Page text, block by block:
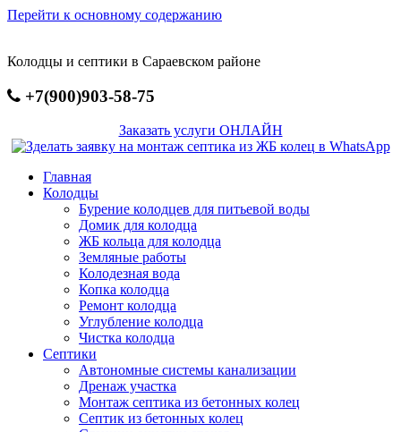
Перейти к основному содержанию
Колодцы и септики в Сараевском районе
+7(900)903-58-75
Заказать услуги ОНЛАЙН
Главная
Колодцы
Бурение колодцев для питьевой воды
Домик для колодца
ЖБ кольца для колодца
Земляные работы
Колодезная вода
Копка колодца
Ремонт колодца
Углубление колодца
Чистка колодца
Септики
Автономные системы канализации
Дренаж участка
Монтаж септика из бетонных колец
Септик из бетонных колец